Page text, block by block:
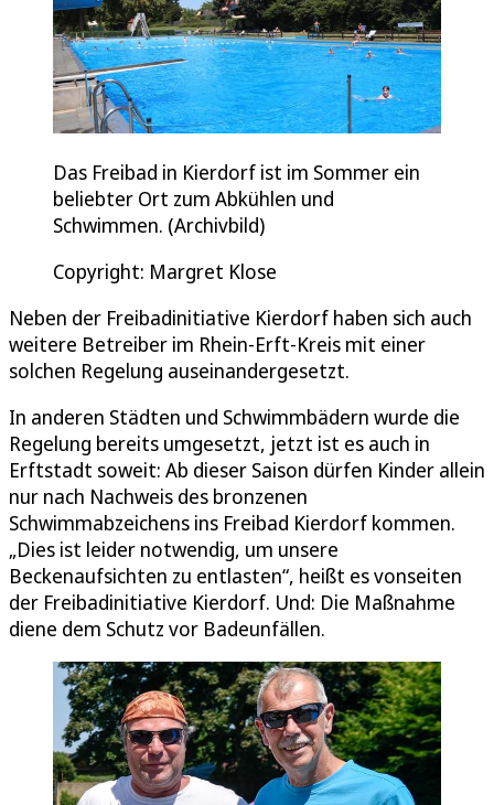
Das Freibad in Kierdorf ist im Sommer ein
beliebter Ort zum Abkühlen und
Schwimmen. (Archivbild)
Copyright: Margret Klose
Neben der Freibadinitiative Kierdorf haben sich auch
weitere Betreiber im Rhein-Erft-Kreis mit einer
solchen Regelung auseinandergesetzt.
In anderen Städten und Schwimmbädern wurde die
Regelung bereits umgesetzt, jetzt ist es auch in
Erftstadt soweit: Ab dieser Saison dürfen Kinder allein
nur nach Nachweis des bronzenen
Schwimmabzeichens ins Freibad Kierdorf kommen.
„Dies ist leider notwendig, um unsere
Beckenaufsichten zu entlasten“, heißt es vonseiten
der Freibadinitiative Kierdorf. Und: Die Maßnahme
diene dem Schutz vor Badeunfällen.